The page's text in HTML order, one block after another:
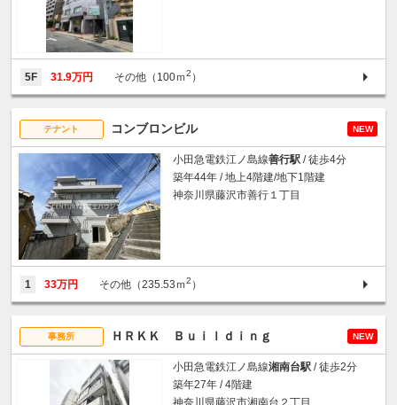
5F 31.9万円 その他（100ｍ2 ）
テナント コンブロンビル NEW
小田急電鉄江ノ島線善行駅 / 徒歩4分
築年44年 / 地上4階建/地下1階建
神奈川県藤沢市善行１丁目
1 33万円 その他（235.53ｍ2 ）
事務所 ＨＲＫＫ Ｂｕｉｌｄｉｎｇ NEW
小田急電鉄江ノ島線湘南台駅 / 徒歩2分
築年27年 / 4階建
神奈川県藤沢市湘南台２丁目